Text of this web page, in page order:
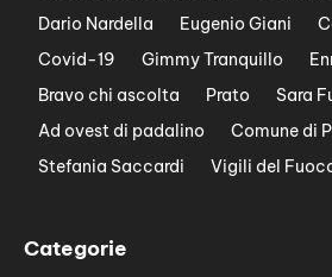
Dario Nardella
Eugenio Giani
Covid-19
Gimmy Tranquillo
Bravo chi ascolta
Prato Sara
Ad ovest di padalino
Comune di
Stefania Saccardi
Vigili del
Categorie